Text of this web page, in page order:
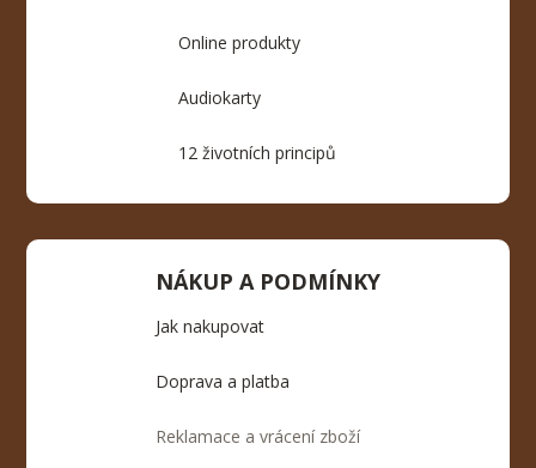
Online produkty
Audiokarty
12 životních principů
NÁKUP A PODMÍNKY
Jak nakupovat
Doprava a platba
Reklamace a vrácení zboží